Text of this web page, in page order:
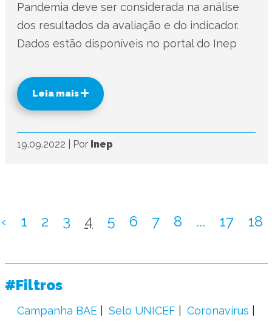
Pandemia deve ser considerada na análise
dos resultados da avaliação e do indicador.
Dados estão disponíveis no portal do Inep
Leia mais
19.09.2022 Por Inep
‹ 1 2 3 4 5 6 7 8 ... 17 18
#Filtros
Campanha BAE Selo UNICEF
Coronavírus